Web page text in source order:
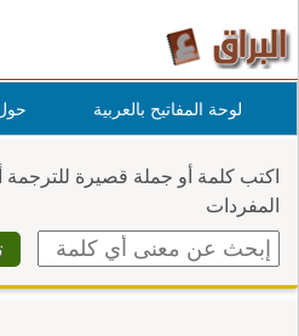
لوحة المفاتيح بالعربية
اكتب كلمة أو جملة قصيرة
المفردات